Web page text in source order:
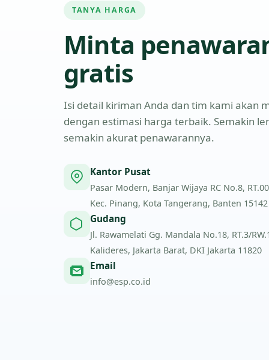
TANYA HARGA
Minta
gratis
Isi detail kiriman Anda dan tim kami akan
dengan estimasi harga terbaik. Semakin
semakin akurat penawarannya.
Kantor Pusat
Pasar Modern, Banjar Wijaya RC No.8,
Kec. Pinang, Kota Tangerang, Banten 15142
Gudang
Jl. Rawamelati Gg. Mandala No.18, RT.3/
Kalideres, Jakarta Barat, DKI Jakarta 11820
Email
info@esp.co.id